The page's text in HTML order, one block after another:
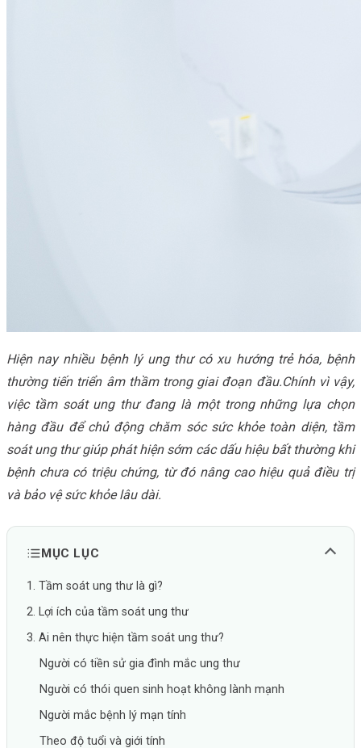
Hiện nay nhiều bệnh lý ung thư có xu hướng trẻ hóa, bệnh
thường tiến triển âm thầm trong giai đoạn đầu.Chính vì vậy,
việc tầm soát ung thư đang là một trong những lựa chọn
hàng đầu để chủ động chăm sóc sức khỏe toàn diện, tầm
soát ung thư giúp phát hiện sớm các dấu hiệu bất thường khi
bệnh chưa có triệu chứng, từ đó nâng cao hiệu quả điều trị
và bảo vệ sức khỏe lâu dài.
MỤC LỤC
1. Tầm soát ung thư là gì?
2. Lợi ích của tầm soát ung thư
3. Ai nên thực hiện tầm soát ung thư?
Người có tiền sử gia đình mắc ung thư
Người có thói quen sinh hoạt không lành mạnh
Người mắc bệnh lý mạn tính
Theo độ tuổi và giới tính